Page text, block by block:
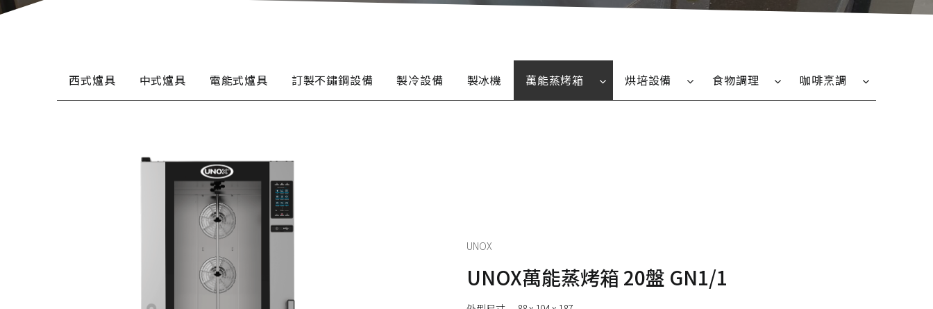
西式爐具 中式爐具 電能式爐具 訂製不鏽鋼設備 製冷設備 製冰機 萬能蒸烤箱 烘培設備 食物調理
真空包裝機
咖啡烹調
UNOX
UNOX萬能蒸烤箱 20盤 GN1/1